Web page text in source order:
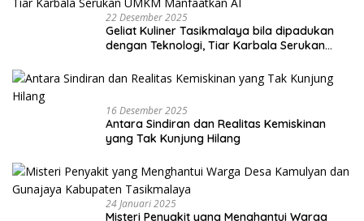
22 Desember 2025
Geliat Kuliner Tasikmalaya bila dipadukan
dengan Teknologi, Tiar Karbala Serukan
16 Desember 2025
Antara Sindiran dan Realitas Kemiskinan
yang Tak Kunjung Hilang
24 Januari 2025
Misteri Penyakit yang Menghantui Warga